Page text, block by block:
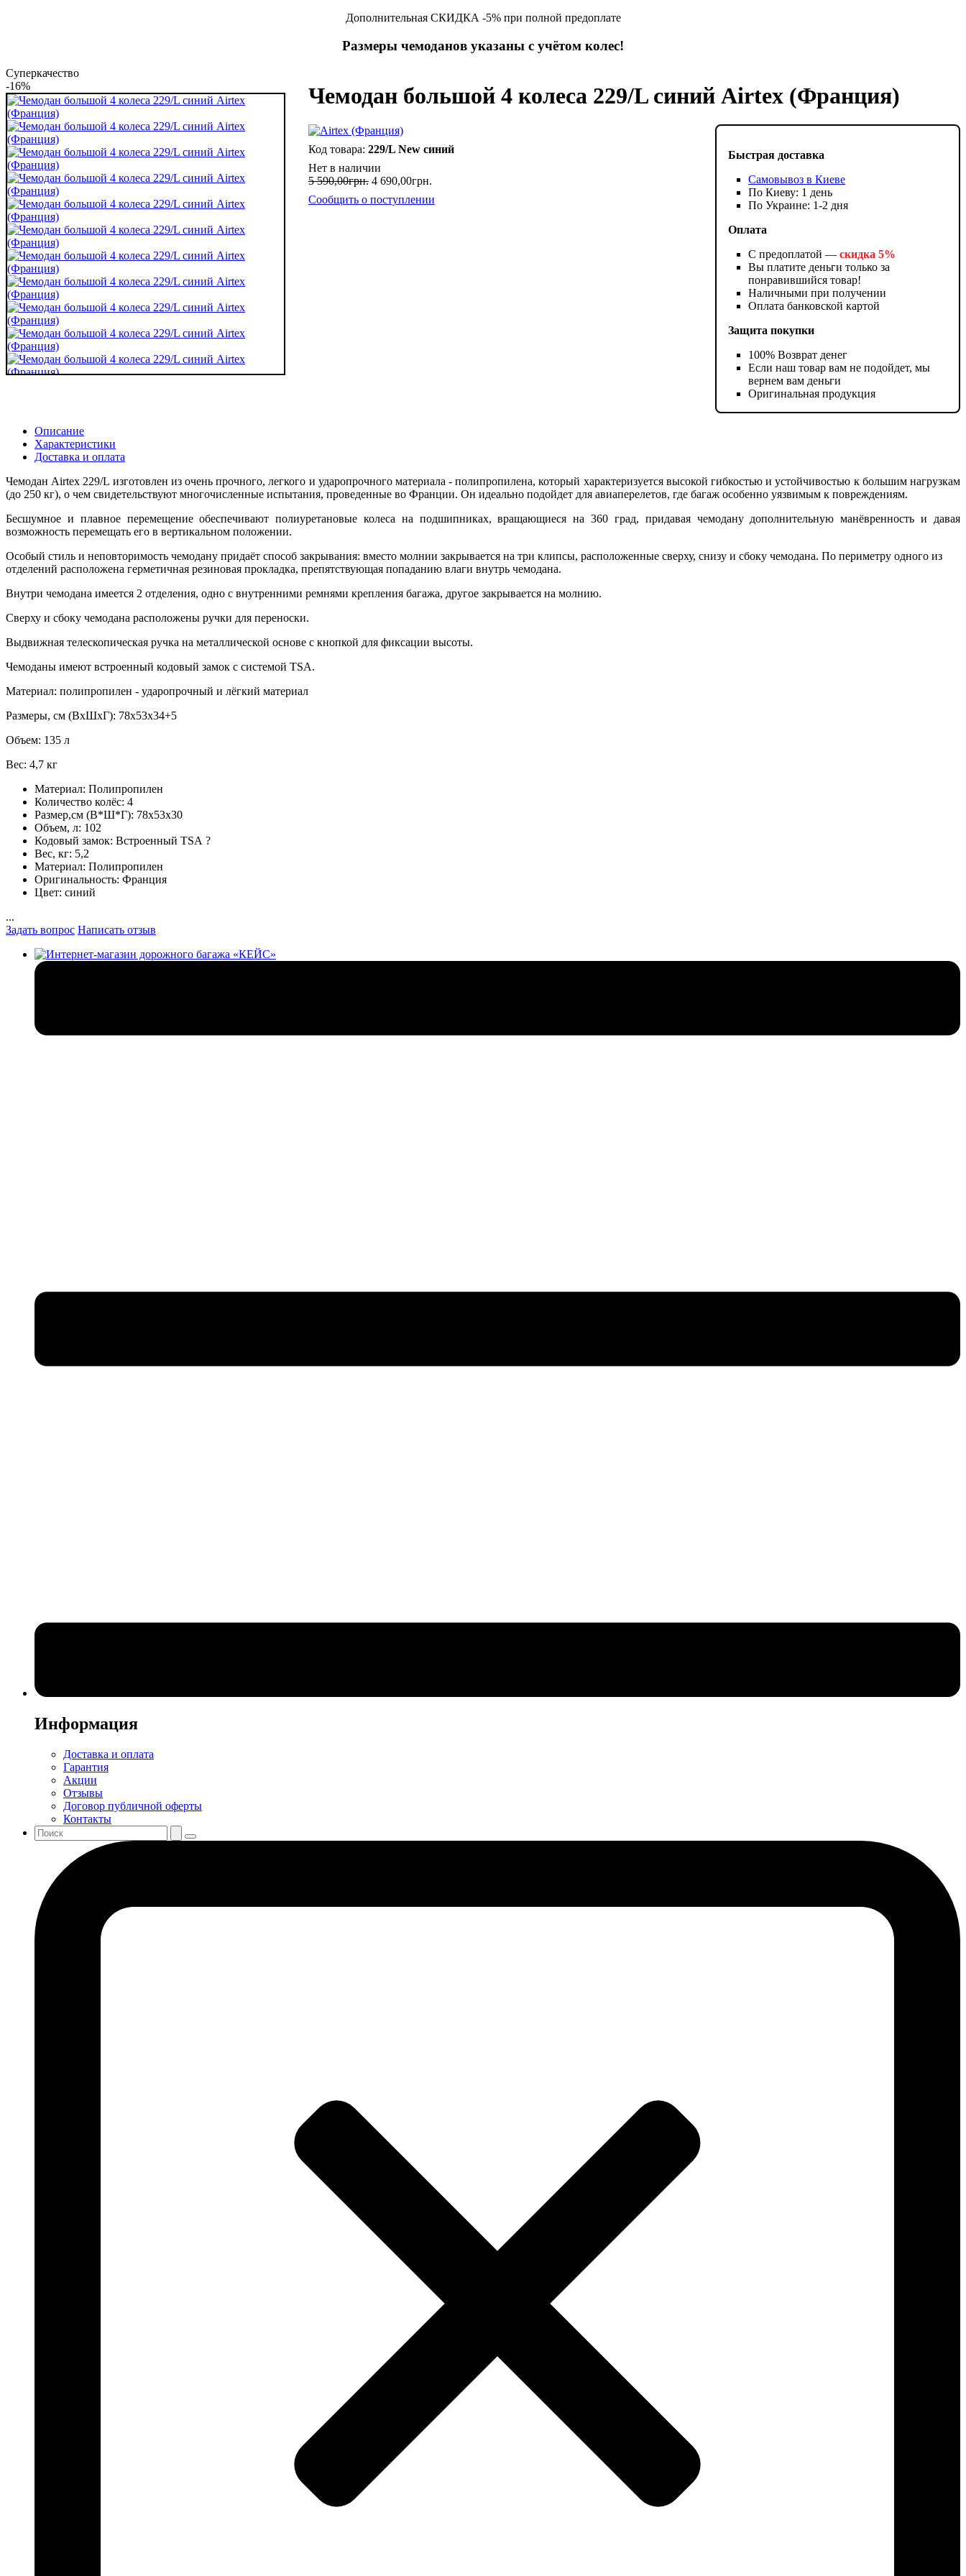
Дополнительная СКИДКА -5% при полной предоплате
Размеры чемоданов указаны с учётом колес!
Суперкачество
-16%
Чемодан большой 4 колеса 229/L синий Airtex (Франция)
Быстрая доставка
Самовывоз в Киеве
По Киеву: 1 день
По Украине: 1-2 дня
Оплата
С предоплатой —скидка 5%
Вы платите деньги только за
понравившийся товар!
Наличными при получении
Оплата банковской картой
Защита покупки
100% Возврат денег
Если наш товар вам не подойдет, мы
вернем вам деньги
Оригинальная продукция
229/L New синий
Нет в наличии
5 590,00грн. 4 690,00грн.
Сообщить о поступлении
Описание
Характеристики
Доставка и оплата
Чемодан Airtex 229/L изготовлен из очень прочного, легкого и ударопрочного материала - полипропилена, который характеризуется высокой гибкостью и устойчивостью к большим нагрузкам
(до 250 кг), о чем свидетельствуют многочисленные испытания, проведенные во Франции. Он идеально подойдет для авиаперелетов, где багаж особенно уязвимым к повреждениям.
Бесшумное и плавное перемещение обеспечивают полиуретановые колеса на подшипниках, вращающиеся на 360 град, придавая чемодану дополнительную манёвренность и давая
возможность перемещать его в вертикальном положении.
Особый стиль и неповторимость чемодану придаёт способ закрывания: вместо молнии закрывается на три клипсы, расположенные сверху, снизу и сбоку чемодана. По периметру одного из
отделений расположена герметичная резиновая прокладка, препятствующая попаданию влаги внутрь чемодана.
Внутри чемодана имеется 2 отделения, одно с внутренними ремнями крепления багажа, другое закрывается на молнию.
Сверху и сбоку чемодана расположены ручки для переноски.
Выдвижная телескопическая ручка на металлической основе с кнопкой для фиксации высоты.
Чемоданы имеют встроенный кодовый замок с системой TSA.
Материал: полипропилен - ударопрочный и лёгкий материал
Размеры, см (ВхШхГ): 78x53x34+5
Объем: 135 л
Вес: 4,7 кг
Материал: Полипропилен
Количество колёс: 4
Размер,см (В*Ш*Г): 78x53x30
Объем, л: 102
Кодовый замок: Встроенный TSA ?
Вес, кг: 5,2
Материал: Полипропилен
Оригинальность: Франция
Цвет: синий
...
Задать вопрос Написать отзыв
Информация
Доставка и оплата
Гарантия
Акции
Отзывы
Договор публичной оферты
Контакты